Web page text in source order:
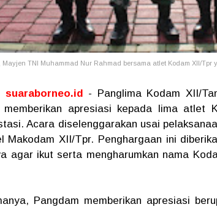
Mayjen TNI Muhammad Nur Rahmad bersama atlet Kodam XII/
suaraborneo.id - Panglima Kodam XII/
memberikan apresiasi kepada lima atlet
Acara diselenggarakan usai
Makodam XII/Tpr. Penghargaan ini
agar ikut serta mengharumkan nama
Pangdam memberikan apresiasi